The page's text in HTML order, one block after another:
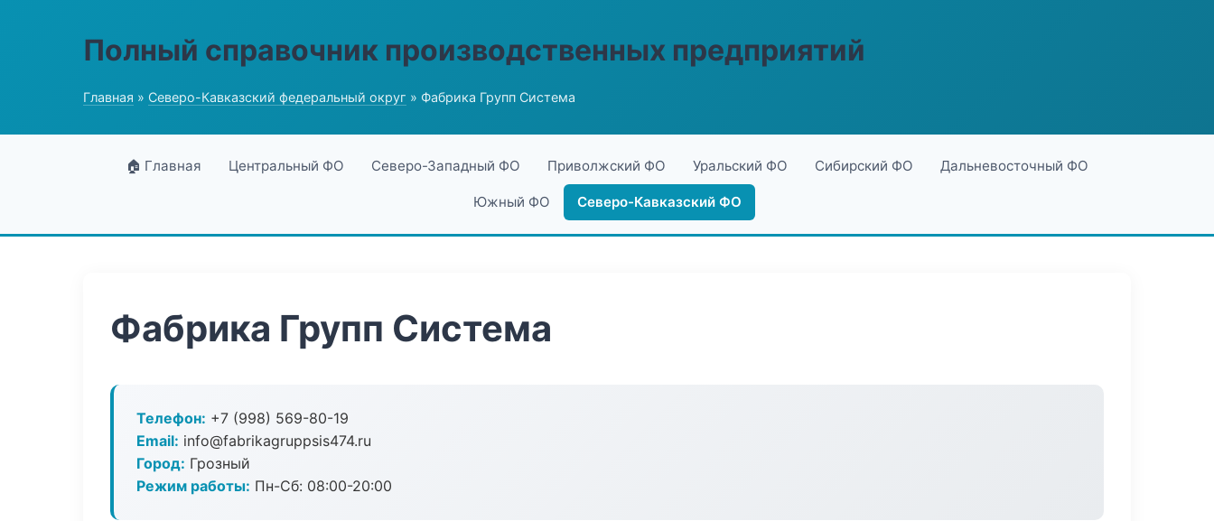
Полный справочник производственных предприятий
Главная » Северо-Кавказский федеральный округ » Фабрика Групп Система
🏠 Главная Центральный ФО Северо-Западный ФО Приволжский ФО Уральский ФО Сибирский ФО Дальневосточный ФО
Южный ФО Северо-Кавказский ФО
Фабрика Групп Система
Телефон: +7 (998) 569-80-19
Email: info@fabrikagruppsis474.ru
Город: Грозный
Режим работы: Пн-Сб: 08:00-20:00